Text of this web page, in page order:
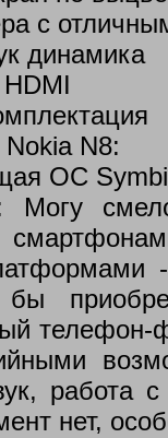
с
динамика
Nokia N8:
ОС
Могу
бы
работа
нет,